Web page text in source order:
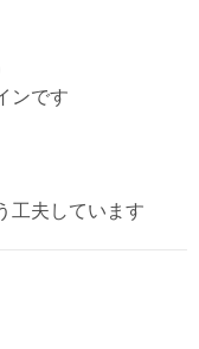
ンです
工夫しています